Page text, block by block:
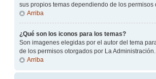
sus propios temas dependiendo de los
Arriba
¿Qué son los iconos para los temas?
Son imagenes elegidas por el autor del tema
de los permisos otorgados por La Administración.
Arriba